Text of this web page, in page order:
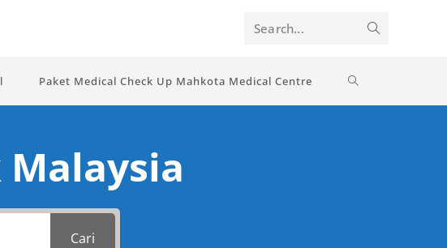
Search...
Paket Medical Check Up Mahkota Medical Centre
Cari